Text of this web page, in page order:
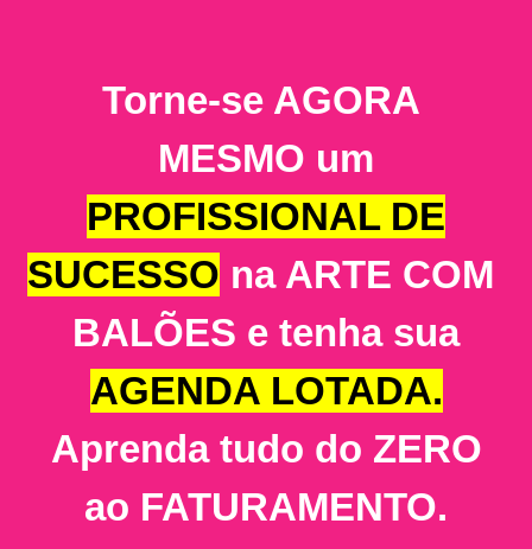
Torne-se AGORA
MESMO um
PROFISSIONAL DE
SUCESSO na ARTE COM
BALÕES e tenha sua
AGENDA LOTADA.
Aprenda tudo do ZERO
ao FATURAMENTO.